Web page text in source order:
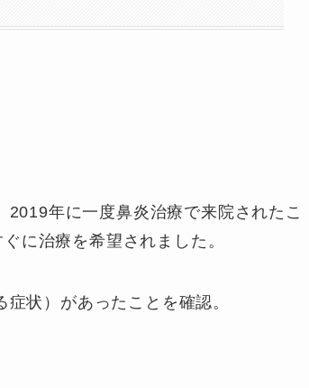
年に一度鼻炎治療で来院されたこ
に治療を希望されました。
状）があったことを確認。